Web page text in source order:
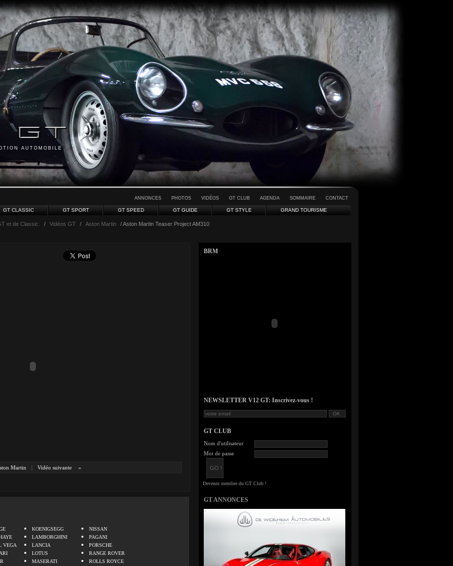
AUTOMOBILE
ANNONCES PHOTOS VIDÉOS GT CLUB AGENDA SOMMAIRE CONTACT
GT CLASSIC GT SPORT GT SPEED GT GUIDE GT STYLE GRAND TOURISME
et de Classic. / Vidéos GT / Aston Martin / Aston Martin Teaser Project AM310
Martin | Vidéo suivante »
VEGA
KOENIGSEGG
LAMBORGHINI
LANCIA
LOTUS
MASERATI
NISSAN
PAGANI
PORSCHE
RANGE ROVER
ROLLS ROYCE
BRM
NEWSLETTER V12 GT: Inscrivez-vous !
GT CLUB
Nom d'utilisateur
Mot de passe
GT ANNONCES